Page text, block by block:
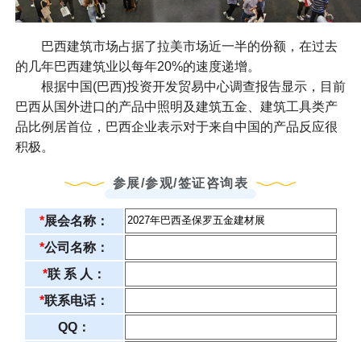
巴西建筑市场占据了拉美市场近一半的份额，在过去
的几年巴西建筑业以每年20%的速度递增。
根据中国(巴西)投资开发贸易中心调查报告显示，目前
巴西从国外进口的产品中照明及建筑五金、建筑工具类产
品比例居首位，巴西企业表示对于来自中国的产品反应很
积极。
参展/参观/签证咨询表
*展会名称：
*公司名称：
*联 系 人：
*联系电话：
QQ：